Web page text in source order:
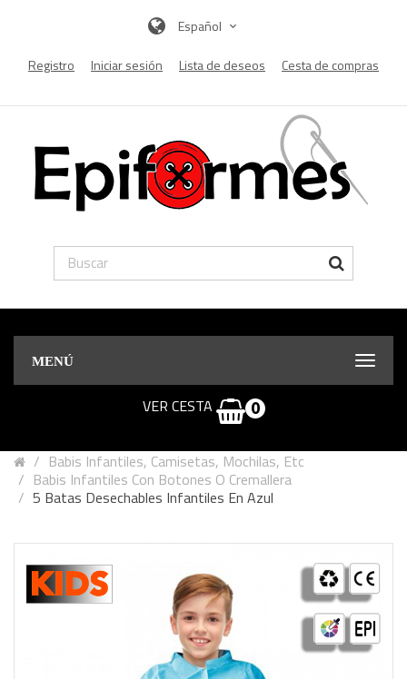
Español
Registro Iniciar sesión Lista de deseos Cesta de compras
MENÚ
VER CESTA 0
Babis Infantiles, Camisetas, Mochilas, Etc
Babis Infantiles Con Botones O Cremallera
5 Batas Desechables Infantiles En Azul